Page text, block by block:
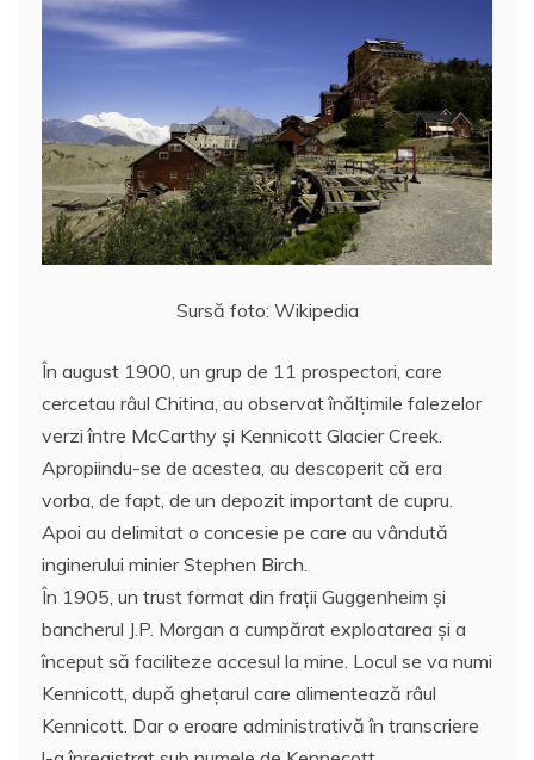
Sursă foto: Wikipedia
În august 1900, un grup de 11 prospectori, care
cercetau râul Chitina, au observat înălţimile falezelor
verzi între McCarthy și Kennicott Glacier Creek.
Apropiindu-se de acestea, au descoperit că era
vorba, de fapt, de un depozit important de cupru.
Apoi au delimitat o concesie pe care au vândută
inginerului minier Stephen Birch.
În 1905, un trust format din fraţii Guggenheim și
bancherul J.P. Morgan a cumpărat exploatarea și a
început să faciliteze accesul la mine. Locul se va numi
Kennicott, după ghețarul care alimentează râul
Kennicott. Dar o eroare administrativă în transcriere